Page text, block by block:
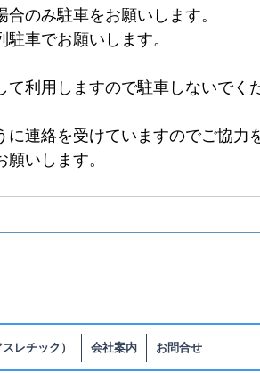
のみ駐車をお願いします。
車でお願いします。
利用しますので駐車しないでく
絡を受けていますのでご協力を
いします。
レチック） 会社案内 お問合せ